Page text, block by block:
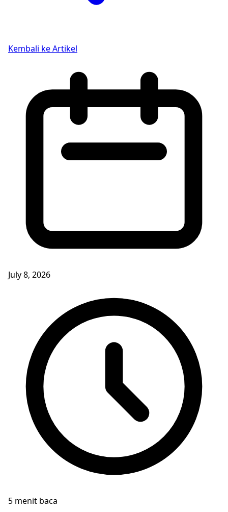
Kembali ke Artikel
July 8, 2026
5 menit baca